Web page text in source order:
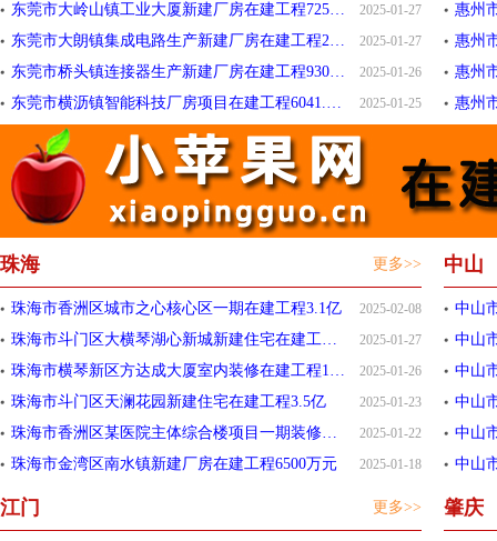
2025-01-27
东莞市大岭山镇工业大厦新建厂房在建工程7258.986万元
2025-01-27
东莞市大朗镇集成电路生产新建厂房在建工程2.4亿
2025-01-26
东莞市桥头镇连接器生产新建厂房在建工程9300万元
2025-01-25
东莞市横沥镇智能科技厂房项目在建工程6041.25万元
惠州
惠州
惠州
更多>>
珠海
2025-02-08
珠海市香洲区城市之心核心区一期在建工程3.1亿
2025-01-27
珠海市斗门区大横琴湖心新城新建住宅在建工程6.75亿
2025-01-26
珠海市横琴新区方达成大厦室内装修在建工程1.5亿
2025-01-23
珠海市斗门区天澜花园新建住宅在建工程3.5亿
2025-01-22
珠海市香洲区某医院主体综合楼项目一期装修在建工程1.43亿
2025-01-18
珠海市金湾区南水镇新建厂房在建工程6500万元
中山
中山
中山
中山
中山
更多>>
江门 肇庆